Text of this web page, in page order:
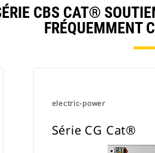
CBS CAT®
FRÉQUEMMENT
electric-power
Série CG Cat®